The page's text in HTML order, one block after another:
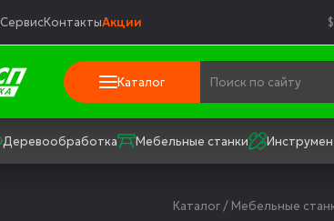
СервисКонтактыАкции
Каталог
Деревообработка Мебельные станки
Каталог/ Мебельные